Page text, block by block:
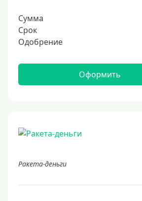
Сумма
Срок
Одобрение
Оформить
Ракета-деньги